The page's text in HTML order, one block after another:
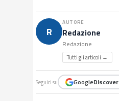
R
AUTORE
Redazione
Redazione
Tutti gli articoli →
Seguici su GoogleDiscover